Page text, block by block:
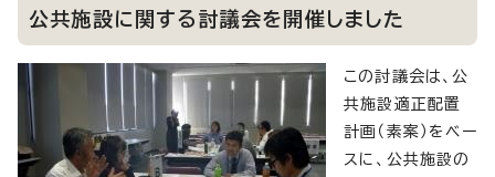
公共施設に関する討議会を開催しました
この討議会は、公
共施設適正配置
計画（素案）をベー
スに、公共施設の